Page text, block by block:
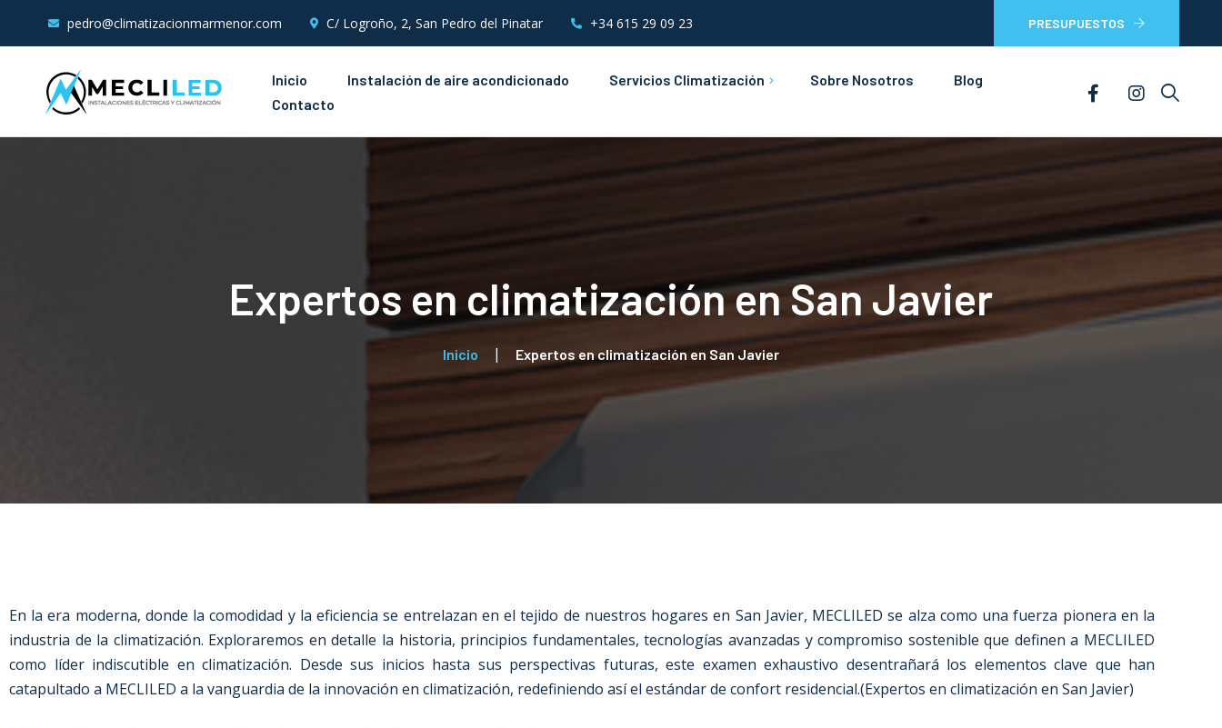
pedro@climatizacionmarmenor.com C/ Logroño, 2, San Pedro del Pinatar +34 615 29 09 23 PRESUPUESTOS
Inicio Instalación de aire acondicionado Servicios Climatización
Mantenimientos Eléctricos
Sobre Nosotros
Blog
Contacto
Expertos en climatización en San Javier
Inicio Expertos en climatización en San Javier
En la era moderna, donde la comodidad y la eficiencia se entrelazan en el tejido de nuestros hogares en San Javier, MECLILED se alza como una fuerza pionera en la
industria de la climatización. Exploraremos en detalle la historia, principios fundamentales, tecnologías avanzadas y compromiso sostenible que definen a MECLILED
como líder indiscutible en climatización. Desde sus inicios hasta sus perspectivas futuras, este examen exhaustivo desentrañará los elementos clave que han
catapultado a MECLILED a la vanguardia de la innovación en climatización, redefiniendo así el estándar de confort residencial.(Expertos en climatización en San Javier)